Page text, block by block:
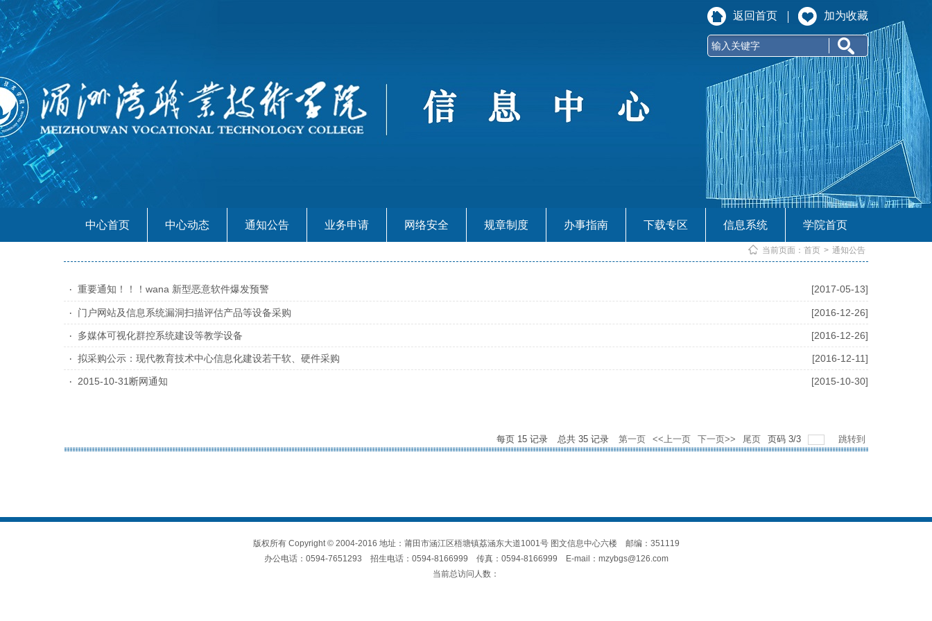
返回首页 加为收藏
中心首页 中心动态 通知公告 业务申请 网络安全 规章制度 办事指南 下载专区 信息系统 学院首页
当前页面： 首页 > 通知公告
重要通知！！！wana 新型恶意软件爆发预警 [2017-05-13]
门户网站及信息系统漏洞扫描评估产品等设备采购 [2016-12-26]
多媒体可视化群控系统建设等教学设备 [2016-12-26]
拟采购公示：现代教育技术中心信息化建设若干软、硬件采购 [2016-12-11]
2015-10-31断网通知 [2015-10-30]
每页 15 记录 总共 35 记录 第一页 <<上一页 下一页>> 尾页 页码 3/3 跳转到
版权所有 Copyright © 2004-2016 地址：莆田市涵江区梧塘镇荔涵东大道1001号 图文信息中心六楼 邮编：351119
办公电话：0594-7651293 招生电话：0594-8166999 传真：0594-8166999 E-mail：mzybgs@126.com
当前总访问人数：